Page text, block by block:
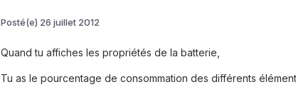
Posté(e) 26 juillet 2012
Quand tu affiches les propriétés de la batterie,
Tu as le pourcentage de consommation des différents